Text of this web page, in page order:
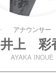
アナウンサー
井上 彩
AYAKA INOUE